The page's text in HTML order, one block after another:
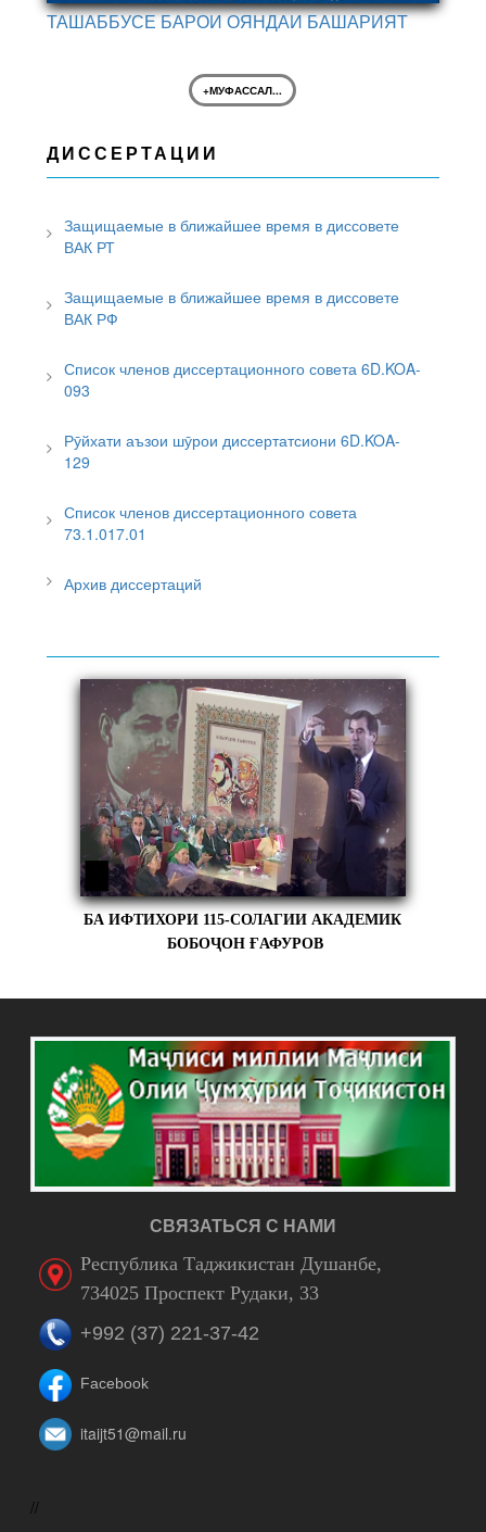
ТАШАББУСЕ БАРОИ ОЯНДАИ БАШАРИЯТ
+МУФАССАЛ...
ДИССЕРТАЦИИ
Защищаемые в ближайшее время в диссовете
ВАК РТ
Защищаемые в ближайшее время в диссовете
ВАК РФ
Список членов диссертационного совета 6D.KOA-
093
Рӯйхати аъзои шӯрои диссертатсиони 6D.KOA-
129
Список членов диссертационного совета
73.1.017.01
Архив диссертаций
БА ИФТИХОРИ 115-СОЛАГИИ АКАДЕМИК
БОБОҶОН ҒАФУРОВ
СВЯЗАТЬСЯ С НАМИ
Республика Таджикистан Душанбе,
734025 Проспект Рудаки, 33
+992 (37) 221-37-42
Facebook
itaijt51@mail.ru
//